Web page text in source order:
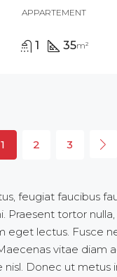
APPARTEMENT
1 35m²
1 2 3
feugiat faucibus
Praesent tortor
eget lectus. Fusce
vitae diam
Donec ut metus